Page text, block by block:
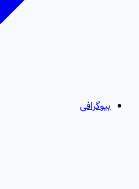
بیوگرافی